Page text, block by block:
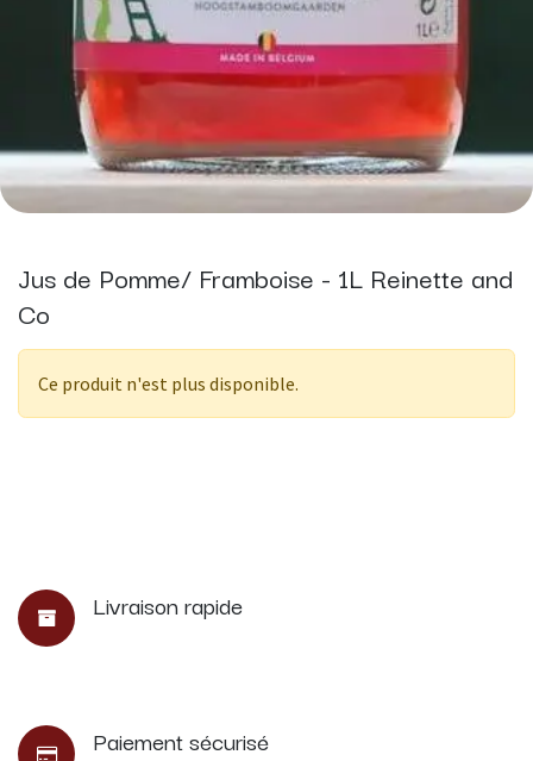
Jus de Pomme/ Framboise - 1L Reinette and
Co
Ce produit n'est plus disponible.
Livraison rapide
Paiement sécurisé